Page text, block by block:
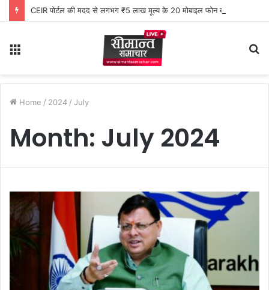
CEIR पोर्टल की मदद से लगभग ₹5 लाख मूल्य के 20 मोबाइल फोन बरामद
Home / 2024 / July
Month: July 2024